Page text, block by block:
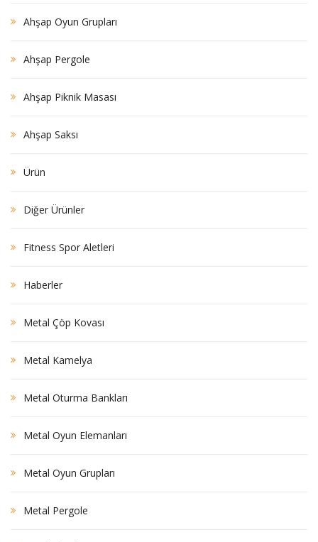
Ahşap Oyun Grupları
Ahşap Pergole
Ahşap Piknik Masası
Ahşap Saksı
Ürün
Diğer Ürünler
Fitness Spor Aletleri
Haberler
Metal Çöp Kovası
Metal Kamelya
Metal Oturma Bankları
Metal Oyun Elemanları
Metal Oyun Grupları
Metal Pergole